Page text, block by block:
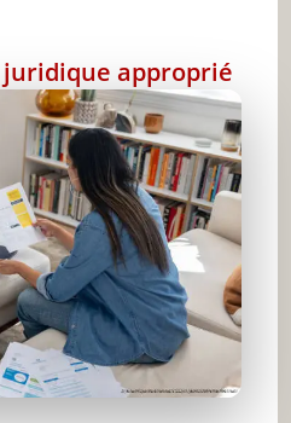
approprié